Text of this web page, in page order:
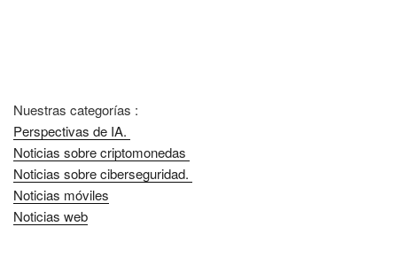
Nuestras categorías :
Perspectivas de IA.
Noticias sobre criptomonedas
Noticias sobre ciberseguridad.
Noticias móviles
Noticias web